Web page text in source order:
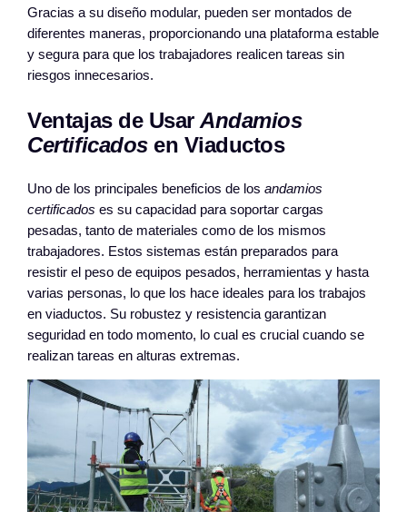
Gracias a su diseño modular, pueden ser montados de
diferentes maneras, proporcionando una plataforma estable
y segura para que los trabajadores realicen tareas sin
riesgos innecesarios.
Ventajas de UsarAndamios
Certificadosen Viaductos
Uno de los principales beneficios de losandamios
certificados es su capacidad para soportar cargas
pesadas, tanto de materiales como de los mismos
trabajadores. Estos sistemas están preparados para
resistir el peso de equipos pesados, herramientas y hasta
varias personas, lo que los hace ideales para los trabajos
en viaductos. Su robustez y resistencia garantizan
seguridad en todo momento, lo cual es crucial cuando se
realizan tareas en alturas extremas.